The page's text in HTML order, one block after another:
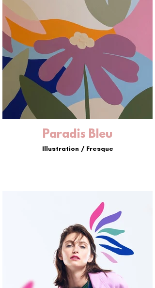
Paradis Bleu
Illustration / Fresque